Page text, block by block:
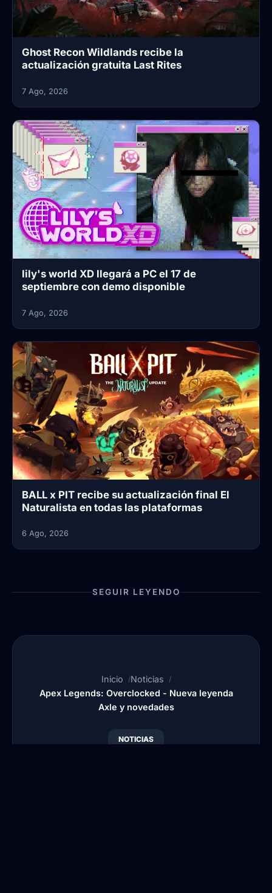
Ghost Recon Wildlands recibe la
actualización gratuita Last Rites
7 Ago, 2026
lily's world XD llegará a PC el 17 de
septiembre con demo disponible
7 Ago, 2026
BALL x PIT recibe su actualización final El
Naturalista en todas las plataformas
6 Ago, 2026
SEGUIR LEYENDO
Inicio
Noticias
Apex Legends: Overclocked - Nueva leyenda
Axle y novedades
NOTICIAS